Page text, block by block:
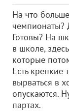
На что
чемпионаты?
Готовы? На
в школе,
которые
Есть крепкие
вырваться в
опускаются.
партах.